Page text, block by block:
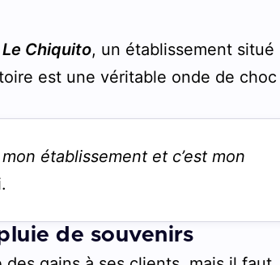
Le Chiquito, un établissement situé
est une véritable onde de choc
établissement et c’est mon
de souvenirs